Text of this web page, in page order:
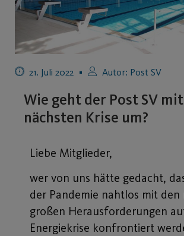
21. Juli 2022 Autor: Post SV
Wie geht der Post SV
nächsten Krise um?
Liebe Mitglieder,
wer von uns hätte gedacht,
der Pandemie nahtlos mit den
großen Herausforderungen
Energiekrise konfrontiert